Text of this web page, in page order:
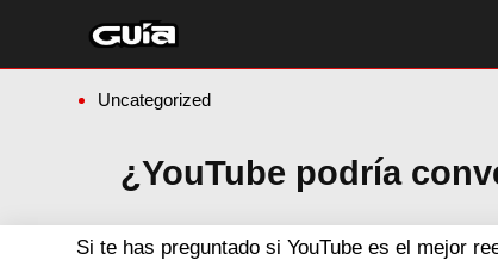
contenido
Uncategorized
¿YouTube podría
Si te has preguntado si YouTube es el mejor